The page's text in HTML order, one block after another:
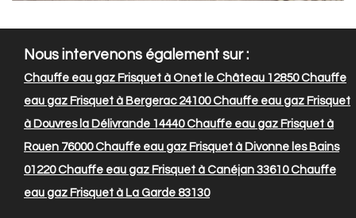
Nous intervenons également sur :
Chauffe eau gaz Frisquet à Onet le Château 12850Chauffe
eau gaz Frisquet à Bergerac 24100Chauffe eau gaz Frisquet
à Douvres la Délivrande 14440Chauffe eau gaz Frisquet à
Rouen 76000Chauffe eau gaz Frisquet à Divonne les Bains
01220Chauffe eau gaz Frisquet à Canéjan 33610Chauffe
eau gaz Frisquet à La Garde 83130